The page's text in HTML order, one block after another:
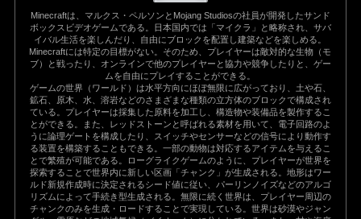
Minecraftは、マルクス・ペルソンとMojang Studiosの社員が開発したサンド
ボックスビデオゲームである。日本国内では「マイクラ」と略称され、サバ
イバル生活を楽しんだり、自由にブロックを配置し建築などを楽しめる。
Minecraftには特定の目標がない。そのため、プレイヤーは敵対的な生物（モ
ブ）と戦ったり、オンラインで他のプレイヤーと協力や競争したりと、ゲー
ムを自由にプレイすることができる。
ゲームの世界（ワールド）は水平方向にほぼ無限に広がっており、土や石、
鉱石、原木、水、溶岩などのさまざまな種類の立方体のブロックで構成され
ている。プレイヤーは採集した原料を加工し、構造物や装備品を製作するこ
とができる。また、レッドストーンと呼ばれる素材を用いて、電子回路のよ
うに論理ゲートを構成したり、スイッチやセンサーなどの信号により動作す
る装置を構築することもできる。一部の動物は対応するアイテムを与えるこ
とで繁殖が可能である。ローグライクゲームのように、プレイヤーが世界を
探索することで世界内に新しい区画「チャンク」が生成される。地形はワー
ルド新規作成時に決定されるシード値に従い、パーリンノイズなどのアルゴ
リズムによって手続き型生成される。無限に続く世界は、プレイヤー周辺の
チャンクのみを生成・ロードすることで実現している。世界は砂漠やジャン